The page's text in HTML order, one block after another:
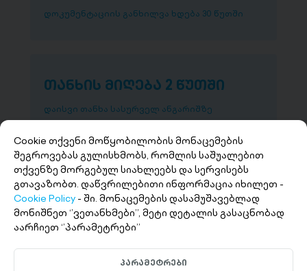
დოკუმენტაციის განხილვა ხდება 30 წუთში
თანხის მიღება 2 წუთში
დაისვი თანხა სასურველ ანგარიშზე
Cookie თქვენი მოწყობილობის მონაცემების
შეგროვებას გულისხმობს, რომლის საშუალებით
თქვენზე მორგებულ სიახლეებს და სერვისებს
გთავაზობთ. დაწვრილებითი ინფორმაცია იხილეთ -
Cookie Policy - ში. მონაცემების დასამუშავებლად
მონიშნეთ ‘’ვეთანხმები’’, მეტი დეტალის გასაცნობად
აარჩიეთ ‘’პარამეტრები’’
პარამეტრები